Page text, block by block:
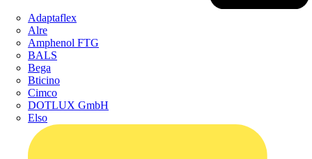
Adaptaflex
Alre
Amphenol FTG
BALS
Bega
Bticino
Cimco
DOTLUX GmbH
Elso